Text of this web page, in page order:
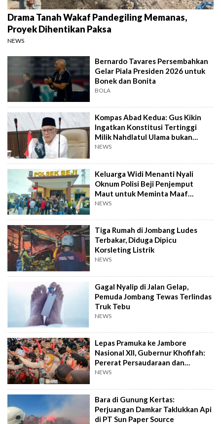
Drama Tanah Wakaf Pandegiling Memanas,
Proyek Dihentikan Paksa
NEWS
Bernardo Tavares Persembahkan
Gelar Piala Presiden 2026 untuk
Bonek dan Bonita
BOLA
Kompas Abad Kedua: Gus Kikin
Ingatkan Konstitusi Tertinggi
Milik Nahdlatul Ulama bukan
AD/ART
NEWS
Keluarga Widi Menanti Nyali
Oknum Polisi Beji Penjemput
Maut untuk Meminta Maaf
Langsung
NEWS
Tiga Rumah di Jombang Ludes
Terbakar, Diduga Dipicu
Korsleting Listrik
NEWS
Gagal Nyalip di Jalan Gelap,
Pemuda Jombang Tewas Terlindas
Truk Tebu
NEWS
Lepas Pramuka ke Jambore
Nasional XII, Gubernur Khofifah:
Pererat Persaudaraan dan
Semangat Nasional
NEWS
Bara di Gunung Kertas:
Perjuangan Damkar Taklukkan Api
di PT Sun Paper Source